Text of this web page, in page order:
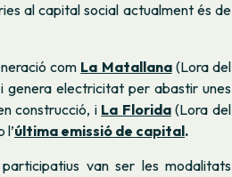
al capital social actualment és de
com La Matallana(Lora del
genera electricitat per abastir unes
construcció, i La Florida(Lora del
l’última emissió de capital.
van ser les modalitats